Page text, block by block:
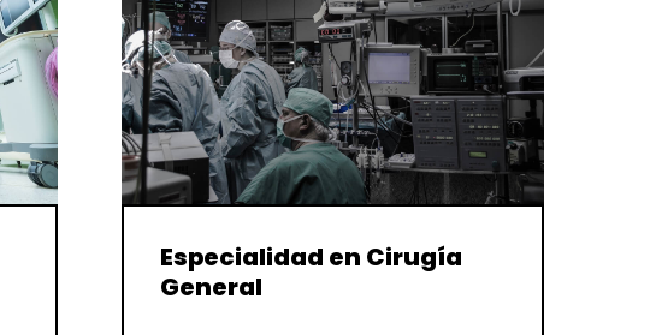
Especialidad en Cirugía
General